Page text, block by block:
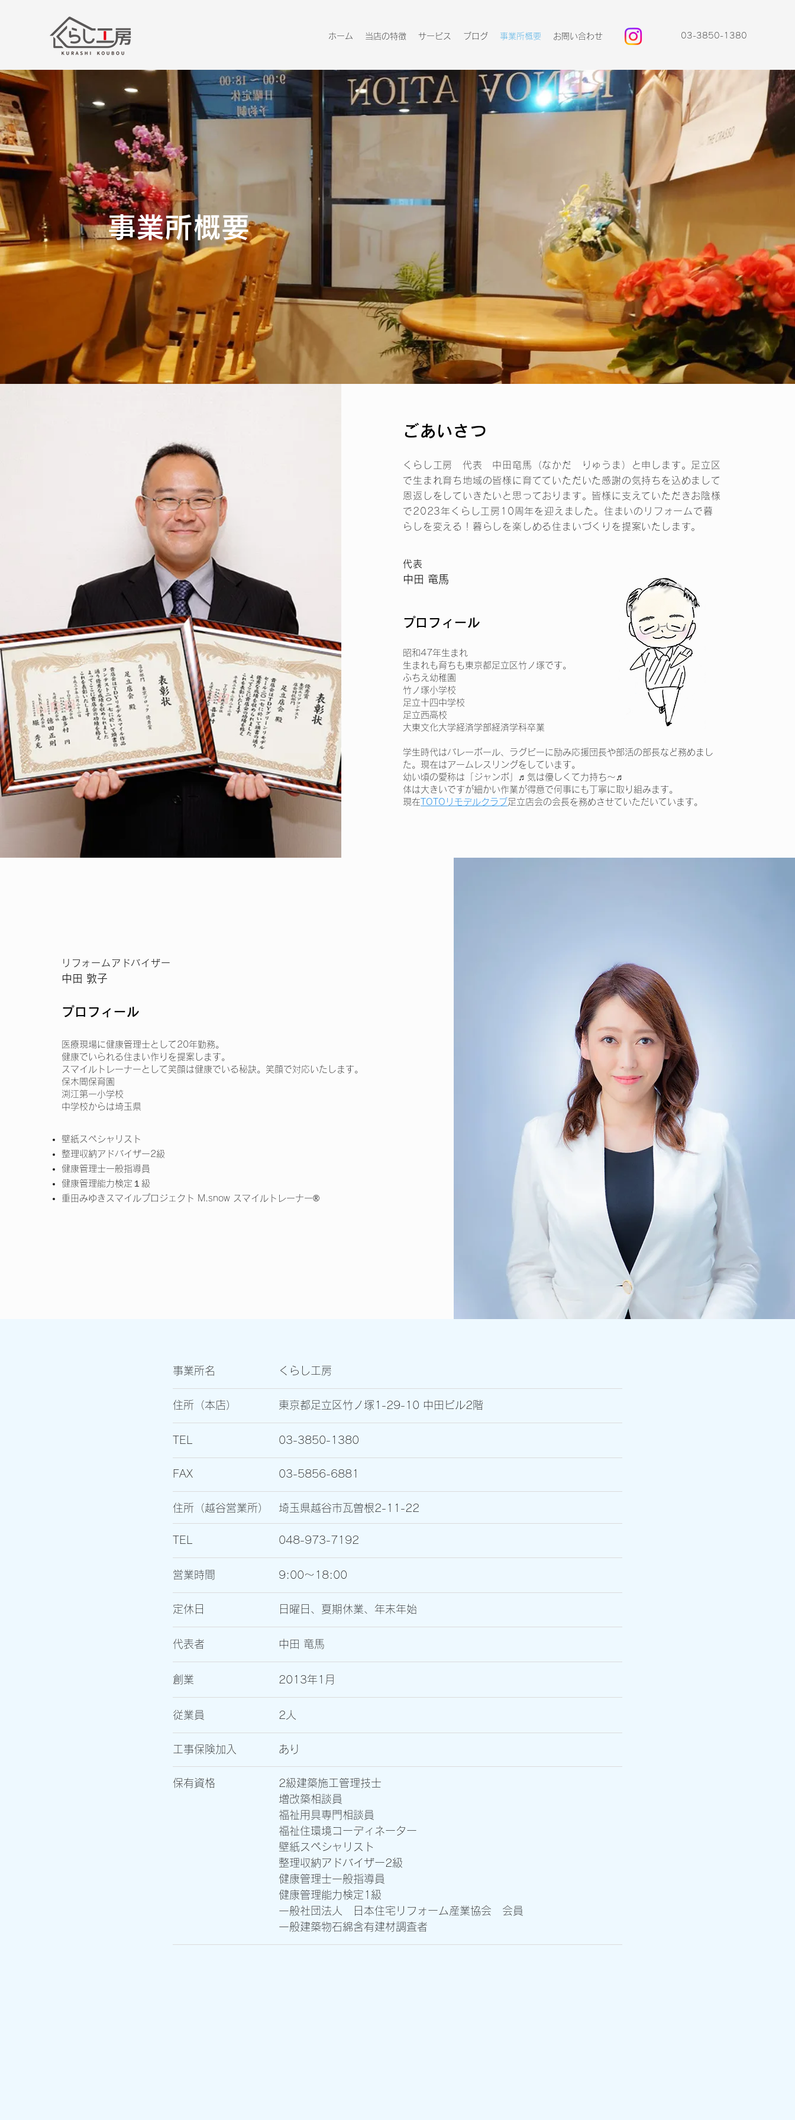
ホーム 当店の特徴 サービス ブログ 事業所概要 お問い合わせ 03-3850-1380
事業所概要
ごあいさつ
くらし工房 代表 中田竜馬（なかだ りゅうま）と申します。足立区
で生まれ育ち地域の皆様に育てていただいた感謝の気持ちを込めまして
恩返しをしていきたいと思っております。皆様に支えていただきお陰様
で2023年くらし工房10周年を迎えました。住まいのリフォームで暮
らしを変える！暮らしを楽しめる住まいづくりを提案いたします。
代表
中田 竜馬
​プロフィール
昭和47年生まれ
生まれも育ちも東京都足立区竹ノ塚です。
ふちえ幼稚園
竹ノ塚小学校
足立十四中学校
足立西高校
大東文化大学経済学部経済学科卒業
学生時代はバレーボール、ラグビーに励み応援団長や部活の部長など務めまし
た。現在はアームレスリングをしています。
幼い頃の愛称は「ジャンボ」♬気は優しくて力持ち～♬
体は大きいですが細かい作業が得意で何事にも丁寧に取り組みます。
現在 TOTOリモデルクラブ 足立店会の会長を務めさせていただいています。
リフォームアドバイザー
中田 敦子
プロフィール
医療現場に健康管理士として20年勤務。
健康でいられる住まい作りを提案します。
スマイルトレーナーとして笑顔は健康でいる秘訣。笑顔で対応いたします。
保木間保育園
渕江第一小学校
中学校からは埼玉県
壁紙スペシャリスト
整理収納アドバイザー2級
健康管理士一般指導員
健康管理能力検定１級
重田みゆきスマイルプロジェクト M.snow スマイルトレーナー®
事業所名 くらし工房
住所（本店） 東京都足立区竹ノ塚1-29-10 中田ビル2階
TEL 03-3850-1380
FAX 03-5856-6881
住所（越谷営業所） 埼玉県越谷市瓦曽根2-11-22
TEL 048-973-7192
営業時間 9:00〜18:00
定休日 日曜日、夏期休業、年末年始
代表者 中田 竜馬
​創業 2013年1月
従業員 2人
工事保険加入 あり
保有資格
2級建築施工管理技士
増改築相談員
福祉用具専門相談員
福祉住環境コーディネーター
壁紙スペシャリスト
整理収納アドバイザー2級
健康管理士一般指導員
健康管理能力検定1級
​一般社団法人 日本住宅リフォーム産業協会 会員
​一般建築物石綿含有建材調査者